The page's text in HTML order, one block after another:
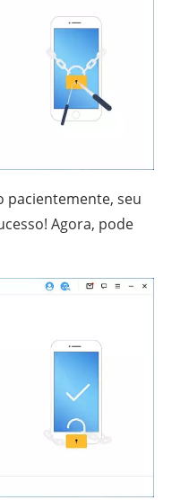
pacientemente, seu
Agora, pode